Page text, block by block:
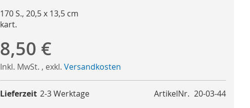
170 S., 20,5 x 13,5 cm
kart.
8,50 €
Inkl. MwSt. , exkl. Versandkosten
ArtikelNr. 20-03-44
Lieferzeit 2-3 Werktage